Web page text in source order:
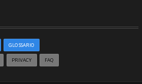
GLOSSARIO
PRIVACY FAQ